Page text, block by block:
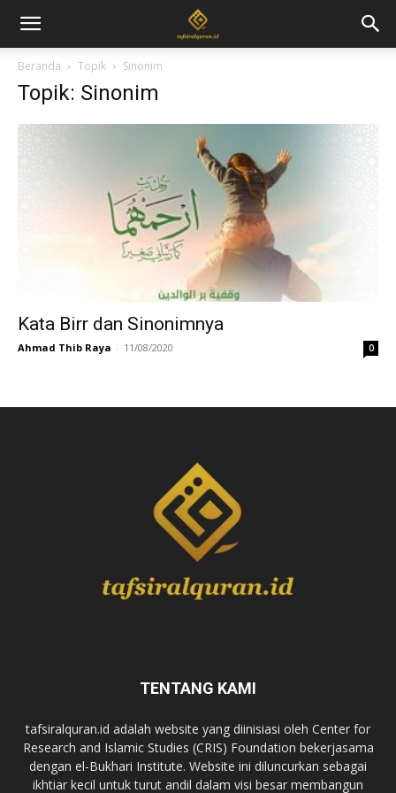
Beranda Topik Sinonim
Topik: Sinonim
Kata Birr dan Sinonimnya
Ahmad Thib Raya - 11/08/2020 0
TENTANG KAMI
tafsiralquran.id adalah website yang diinisiasi oleh Center for
Research and Islamic Studies (CRIS) Foundation bekerjasama
dengan el-Bukhari Institute. Website ini diluncurkan sebagai
ikhtiar kecil untuk turut andil dalam visi besar membangun